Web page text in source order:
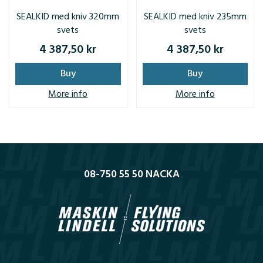
SEALKID med kniv 320mm
svets
4 387,50 kr
More info
Buy
SEALKID med kniv 235mm
svets
4 387,50 kr
More info
Buy
08-750 55 50 NACKA